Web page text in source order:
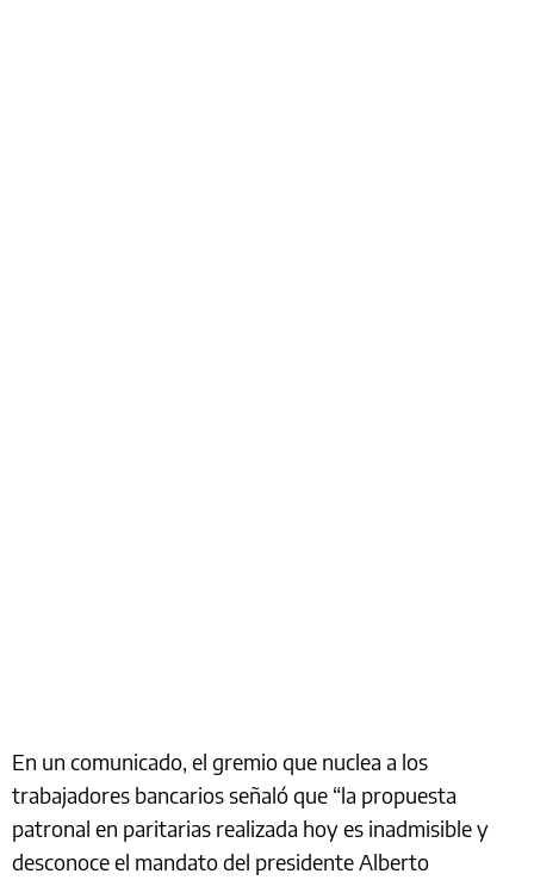
En un comunicado, el gremio que nuclea a los
trabajadores bancarios señaló que “la propuesta
patronal en paritarias realizada hoy es inadmisible y
desconoce el mandato del presidente Alberto